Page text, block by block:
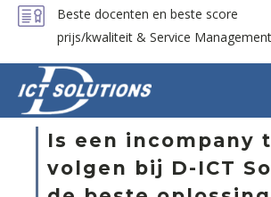
Beste docenten en beste score
prijs/kwaliteit & Service
Is een incompany
volgen bij D-ICT